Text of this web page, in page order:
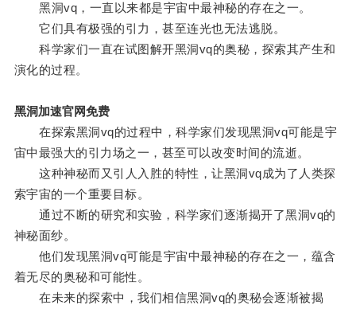
黑洞vq，一直以来都是宇宙中最神秘的存在之一。
它们具有极强的引力，甚至连光也无法逃脱。
科学家们一直在试图解开黑洞vq的奥秘，探索其产生和
演化的过程。
黑洞加速官网免费
在探索黑洞vq的过程中，科学家们发现黑洞vq可能是宇
宙中最强大的引力场之一，甚至可以改变时间的流逝。
这种神秘而又引人入胜的特性，让黑洞vq成为了人类探
索宇宙的一个重要目标。
通过不断的研究和实验，科学家们逐渐揭开了黑洞vq的
神秘面纱。
他们发现黑洞vq可能是宇宙中最神秘的存在之一，蕴含
着无尽的奥秘和可能性。
在未来的探索中，我们相信黑洞vq的奥秘会逐渐被揭